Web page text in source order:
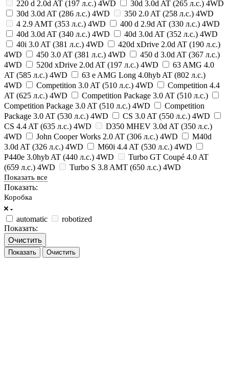
220 d 2.0d AT (197 л.с.) 4WD
30d 3.0d AT (265 л.с.) 4WD
30d 3.0d AT (286 л.с.) 4WD
350 2.0 AT (258 л.с.) 4WD
4 2.9 AMT (353 л.с.) 4WD
400 d 2.9d AT (330 л.с.) 4WD
40d 3.0d AT (340 л.с.) 4WD
40d 3.0d AT (352 л.с.) 4WD
40i 3.0 AT (381 л.с.) 4WD
420d xDrive 2.0d AT (190 л.с.)
4WD
450 3.0 AT (381 л.с.) 4WD
450 d 3.0d AT (367 л.с.)
4WD
520d xDrive 2.0d AT (197 л.с.) 4WD
63 AMG 4.0
AT (585 л.с.) 4WD
63 e AMG Long 4.0hyb AT (802 л.с.)
4WD
Competition 3.0 AT (510 л.с.) 4WD
Competition 4.4
AT (625 л.с.) 4WD
Competition Package 3.0 AT (510 л.с.)
Competition Package 3.0 AT (510 л.с.) 4WD
Competition
Package 3.0 AT (530 л.с.) 4WD
CS 3.0 AT (550 л.с.) 4WD
CS 4.4 AT (635 л.с.) 4WD
D350 MHEV 3.0d AT (350 л.с.)
4WD
John Cooper Works 2.0 AT (306 л.с.) 4WD
M40d
3.0d AT (326 л.с.) 4WD
M60i 4.4 AT (530 л.с.) 4WD
P440e 3.0hyb AT (440 л.с.) 4WD
Turbo GT Coupé 4.0 AT
(659 л.с.) 4WD
Turbo S 3.8 AMT (650 л.с.) 4WD
Показать все
Показать:
Коробка
automatic
robotized
Показать:
Очистить
Очистить